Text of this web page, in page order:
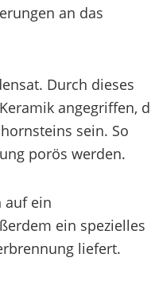
an das
Durch dieses
angegriffen,
sein. So
porös werden.
auf ein
ein spezielles
liefert.